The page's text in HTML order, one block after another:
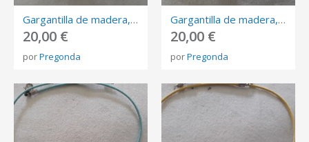
Gargantilla de madera, forma redonda pintada en tonos rosas, azul,beige. Condón Rosa.
20,00 €
porPregonda
Gargantilla de madera, forma de corazón pintada flores rojas,fondo beige. Cordón de algodón rojo.
20,00 €
porPregonda